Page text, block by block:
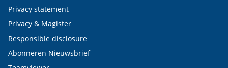
Privacy statement
Privacy & Magister
Responsible disclosure
Abonneren Nieuwsbrief